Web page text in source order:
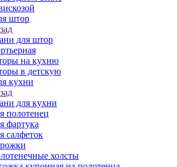
штор
для штор
на кухню
в детскую
кухни
для кухни
полотенец
фартука
салфеток
холсты